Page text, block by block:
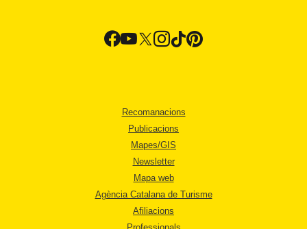
Recomanacions
Publicacions
Mapes/GIS
Newsletter
Mapa web
Agència Catalana de Turisme
Afiliacions
Professionals